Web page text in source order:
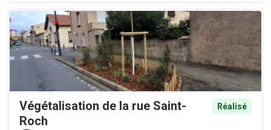
Végétalisation de la rue Saint-
Roch
Réalisé